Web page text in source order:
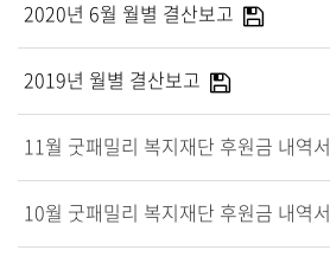
1971~1996
2000~2009
2010~2019
2020~2023
섬기는 이들
담임목사
교역자
사역자
2020년 6월 월별 결산보고
2019년 월별 결산보고
11월 굿패밀리 복지재단 후원금 내역서
10월 굿패밀리 복지재단 후원금 내역서